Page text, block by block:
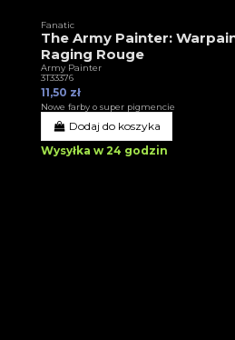
Fanatic
The Army Painter:
Raging Rouge
Army Painter
3T33376
11,50 zł
Nowe farby o super pigmencie
Dodaj do koszyka
Wysyłka w 24 godzin